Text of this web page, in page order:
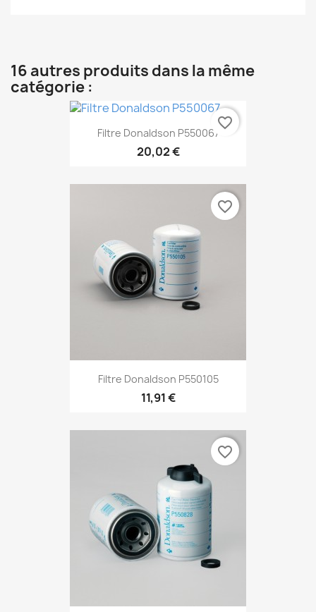
16 autres produits dans la même
catégorie :
Filtre Donaldson P550067
20,02 €
favorite_border
Filtre Donaldson P550105
11,91 €
favorite_border
favorite_border